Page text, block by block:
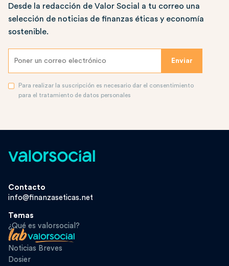
Desde la redacción de Valor Social a tu correo una
selección de noticias de finanzas éticas y economía
sostenible.
Para realizar la suscripción es necesario dar el consentimiento
para el tratamiento de datos personales
Contacto
info@finanzaseticas.net
Temas
¿Qué es valorsocial?
Noticias Breves
Dosier